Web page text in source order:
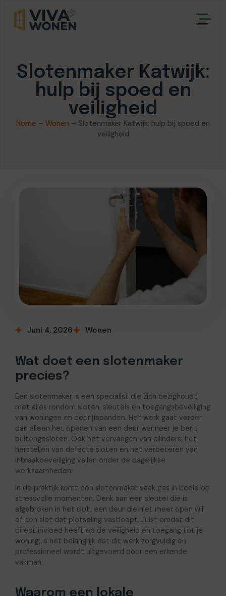
Slotenmaker Katwijk:
hulp bij spoed en
veiligheid
Home – Wonen – Slotenmaker Katwijk: hulp bij spoed en
veiligheid
Juni 4, 2026 Wonen
Wat doet een slotenmaker
precies?
Een slotenmaker is een specialist die zich bezighoudt
met alles rondom sloten, sleutels en toegangsbeveiliging
van woningen en bedrijfspanden. Het werk gaat verder
dan alleen het openen van een deur wanneer je bent
buitengesloten. Ook het vervangen van cilinders, het
herstellen van defecte sloten en het verbeteren van
inbraakbeveiliging vallen onder de dagelijkse
werkzaamheden.
In de praktijk komt een slotenmaker vaak pas in beeld op
stressvolle momenten. Denk aan een sleutel die is
afgebroken in het slot, een deur die niet meer open wil
of een slot dat plotseling vastloopt. Juist omdat dit
direct invloed heeft op de veiligheid en toegang tot je
woning, is het belangrijk dat dit werk zorgvuldig en
professioneel wordt uitgevoerd door een erkende
vakman.
Waarom een lokale